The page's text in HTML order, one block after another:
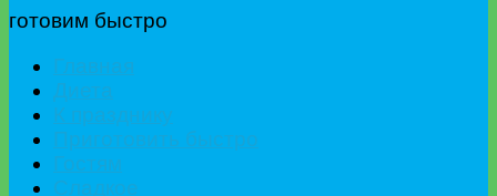
готовим быстро